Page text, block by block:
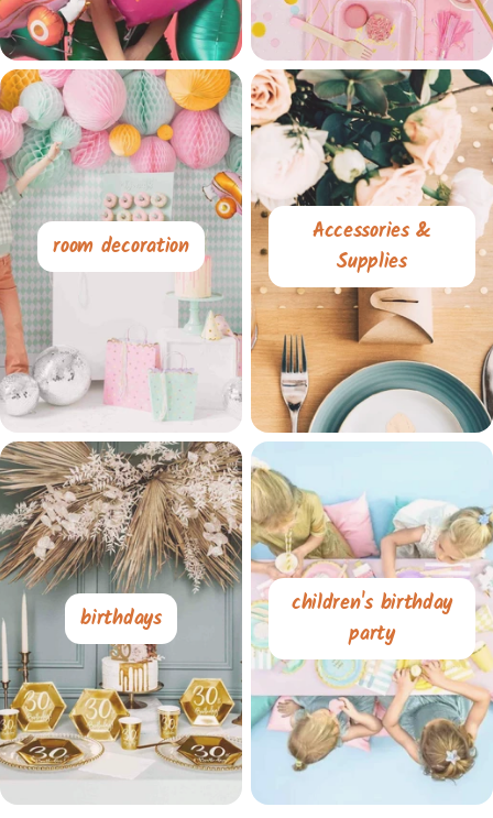
room decoration
Accessories &
Supplies
birthdays
children's birthday
party